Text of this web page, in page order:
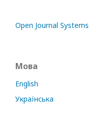
Open Journal Systems
Мова
English
Українська